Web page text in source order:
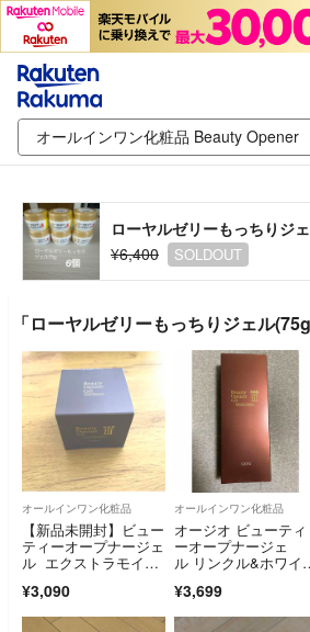
ローヤルゼリーもっちりジ
¥6,400
SOLDOUT
「ローヤルゼリーもっちりジェル
オールインワン化粧品
【新品未開封】ビュー
ティーオープナージェ
ル エクストラモイス
O 卵殻膜 III 美容ジェ
ルクリーム
¥3,090
オールインワン化粧品
オージオ ビューティ
ーオープナージェ
ル リンクル&ホワイ
¥3,699